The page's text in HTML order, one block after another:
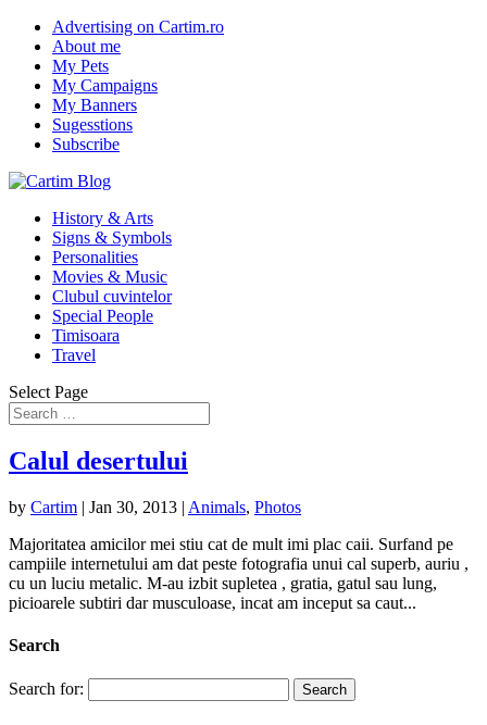
Advertising on Cartim.ro
About me
My Pets
My Campaigns
My Banners
Sugesstions
Subscribe
History & Arts
Signs & Symbols
Personalities
Movies & Music
Clubul cuvintelor
Special People
Timisoara
Travel
Select Page
Calul desertului
by Cartim | Jan 30, 2013 | Animals, Photos
Majoritatea amicilor mei stiu cat de mult imi plac caii. Surfand pe
campiile internetului am dat peste fotografia unui cal superb, auriu ,
cu un luciu metalic. M-au izbit supletea , gratia, gatul sau lung,
picioarele subtiri dar musculoase, incat am inceput sa caut...
Search
Search for: